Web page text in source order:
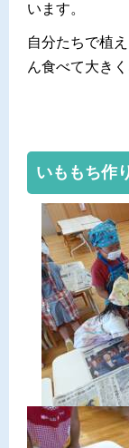
います。
自分たちで植
ん食べて大き
いももち作